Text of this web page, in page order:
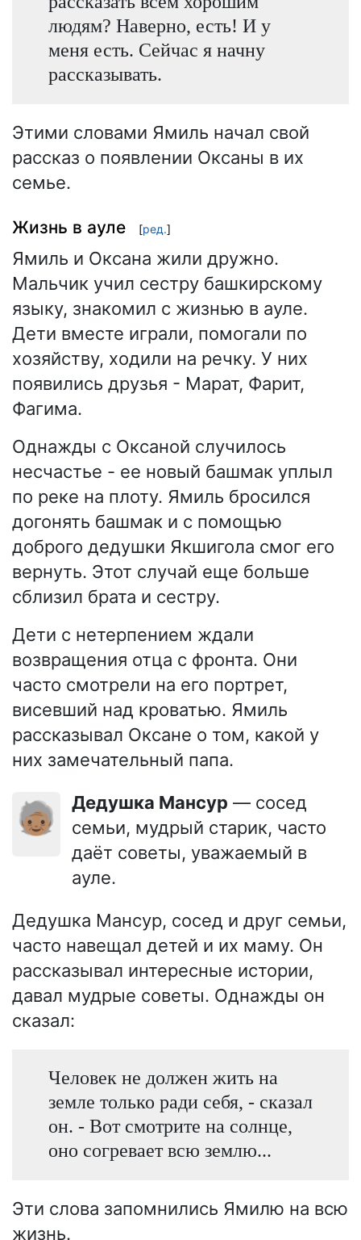
людям? Наверно, есть! И у
меня есть. Сейчас я начну
рассказывать.
Этими словами Ямиль начал свой
рассказ о появлении Оксаны в их
семье.
Жизнь в ауле [ред.]
Ямиль и Оксана жили дружно.
Мальчик учил сестру башкирскому
языку, знакомил с жизнью в ауле.
Дети вместе играли, помогали по
хозяйству, ходили на речку. У них
появились друзья - Марат, Фарит,
Фагима.
Однажды с Оксаной случилось
несчастье - ее новый башмак уплыл
по реке на плоту. Ямиль бросился
догонять башмак и с помощью
доброго дедушки Якшигола смог его
вернуть. Этот случай еще больше
сблизил брата и сестру.
Дети с нетерпением ждали
возвращения отца с фронта. Они
часто смотрели на его портрет,
висевший над кроватью. Ямиль
рассказывал Оксане о том, какой у
них замечательный папа.
🧓🏽 Дедушка Мансур — сосед
семьи, мудрый старик, часто
даёт советы, уважаемый в
ауле.
Дедушка Мансур, сосед и друг семьи,
часто навещал детей и их маму. Он
рассказывал интересные истории,
давал мудрые советы. Однажды он
сказал:
Человек не должен жить на
земле только ради себя, - сказал
он. - Вот смотрите на солнце,
оно согревает всю землю...
Эти слова запомнились Ямилю на всю
жизнь.